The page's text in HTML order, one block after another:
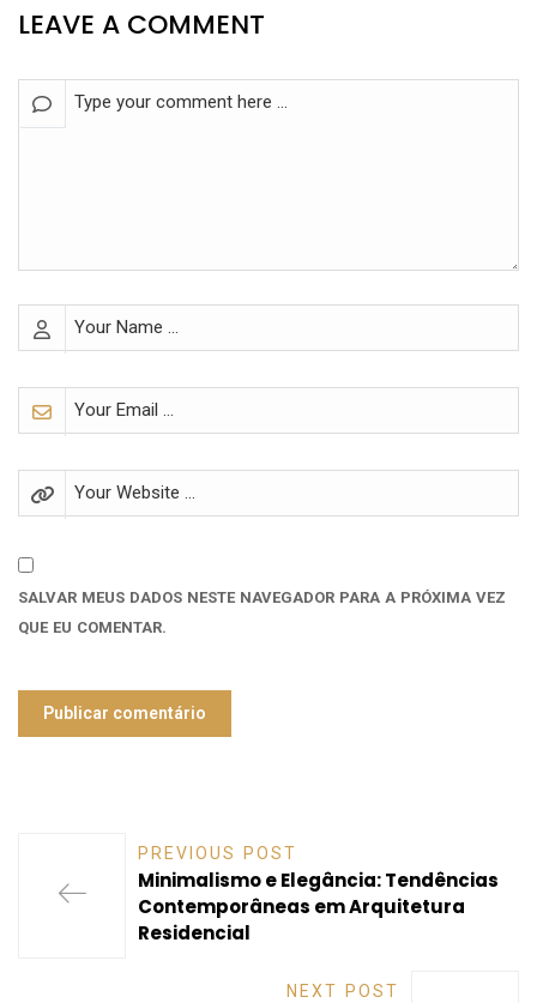
LEAVE A COMMENT
SALVAR MEUS DADOS NESTE NAVEGADOR PARA A PRÓXIMA VEZ
QUE EU COMENTAR.
PREVIOUS POST
Minimalismo e Elegância: Tendências
Contemporâneas em Arquitetura
Residencial
NEXT POST